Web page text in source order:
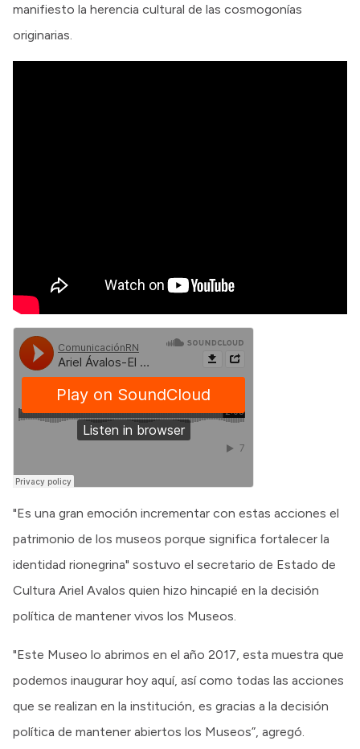
manifiesto la herencia cultural de las cosmogonías
originarias.
"Es una gran emoción incrementar con estas acciones el
patrimonio de los museos porque significa fortalecer la
identidad rionegrina" sostuvo el secretario de Estado de
Cultura Ariel Avalos quien hizo hincapié en la decisión
política de mantener vivos los Museos.
"Este Museo lo abrimos en el año 2017, esta muestra que
podemos inaugurar hoy aquí, así como todas las acciones
que se realizan en la institución, es gracias a la decisión
política de mantener abiertos los Museos”, agregó.